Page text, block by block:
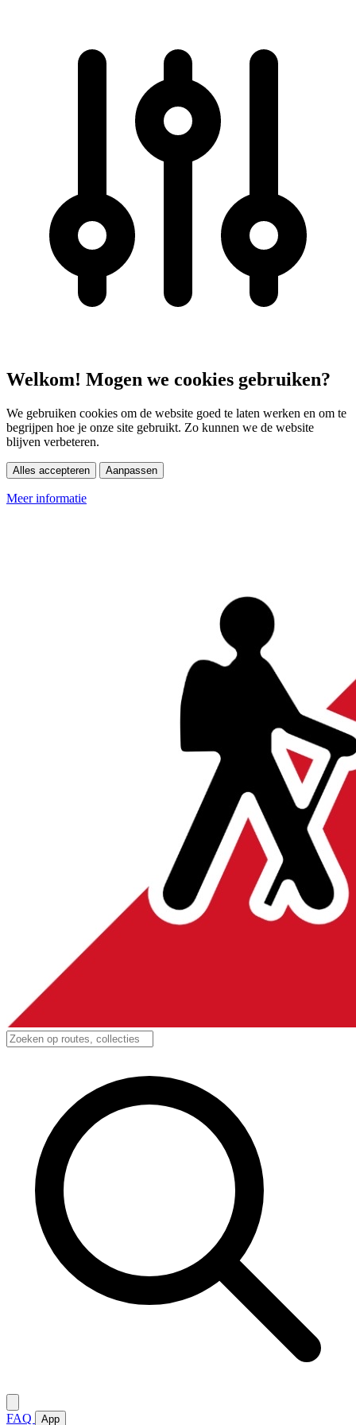
Welkom! Mogen we cookies gebruiken?
We gebruiken cookies om de website goed te laten werken en om te
begrijpen hoe je onze site gebruikt. Zo kunnen we de website
blijven verbeteren.
Alles accepteren Aanpassen
Meer informatie
FAQ App